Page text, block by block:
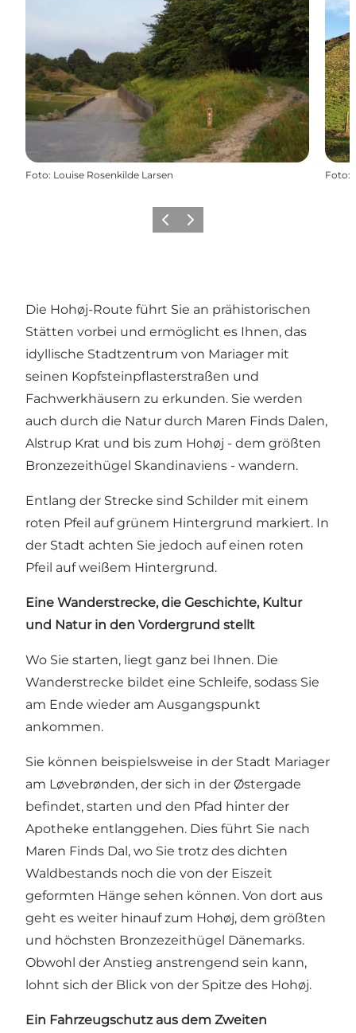
Foto: Louise Rosenkilde Larsen Foto:
Vorherige Folie
Nächste Folie
Die Hohøj-Route führt Sie an prähistorischen
Stätten vorbei und ermöglicht es Ihnen, das
idyllische Stadtzentrum von Mariager mit
seinen Kopfsteinpflasterstraßen und
Fachwerkhäusern zu erkunden. Sie werden
auch durch die Natur durch Maren Finds Dalen,
Alstrup Krat und bis zum Hohøj - dem größten
Bronzezeithügel Skandinaviens - wandern.
Entlang der Strecke sind Schilder mit einem
roten Pfeil auf grünem Hintergrund markiert. In
der Stadt achten Sie jedoch auf einen roten
Pfeil auf weißem Hintergrund.
Eine Wanderstrecke, die Geschichte, Kultur
und Natur in den Vordergrund stellt
Wo Sie starten, liegt ganz bei Ihnen. Die
Wanderstrecke bildet eine Schleife, sodass Sie
am Ende wieder am Ausgangspunkt
ankommen.
Sie können beispielsweise in der Stadt Mariager
am Løvebrønden, der sich in der Østergade
befindet, starten und den Pfad hinter der
Apotheke entlanggehen. Dies führt Sie nach
Maren Finds Dal, wo Sie trotz des dichten
Waldbestands noch die von der Eiszeit
geformten Hänge sehen können. Von dort aus
geht es weiter hinauf zum Hohøj, dem größten
und höchsten Bronzezeithügel Dänemarks.
Obwohl der Anstieg anstrengend sein kann,
lohnt sich der Blick von der Spitze des Hohøj.
Ein Fahrzeugschutz aus dem Zweiten